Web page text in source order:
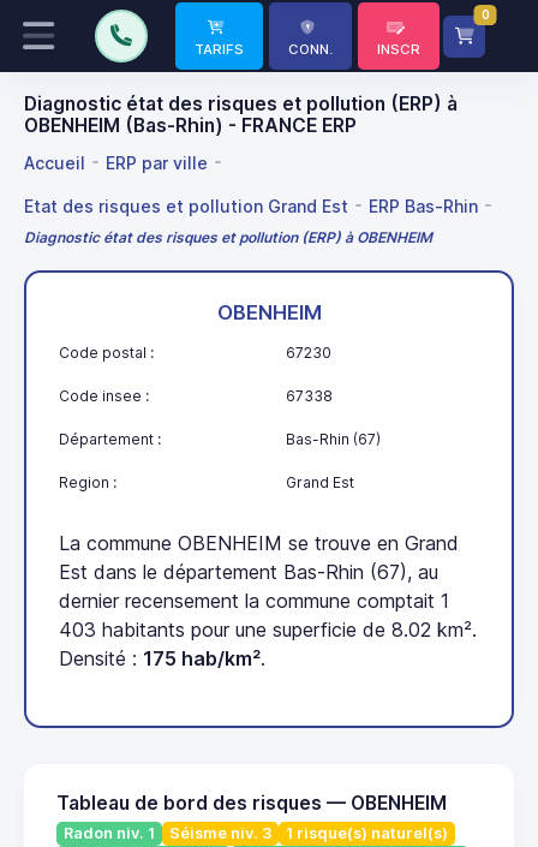
TARIFS CONN. INSCR
0
Diagnostic état des risques et pollution (ERP) à
OBENHEIM (Bas-Rhin) - FRANCE ERP
Accueil ERP par ville
Etat des risques et pollution Grand Est ERP Bas-Rhin
Diagnostic état des risques et pollution (ERP) à OBENHEIM
OBENHEIM
Code postal : 67230
Code insee : 67338
Département : Bas-Rhin (67)
Region : Grand Est
La commune OBENHEIM se trouve en Grand
Est dans le département Bas-Rhin (67), au
dernier recensement la commune comptait 1
403 habitants pour une superficie de 8.02 km².
Densité : 175 hab/km².
Tableau de bord des risques — OBENHEIM
Radon niv. 1 Séisme niv. 3
1 risque(s) naturel(s)